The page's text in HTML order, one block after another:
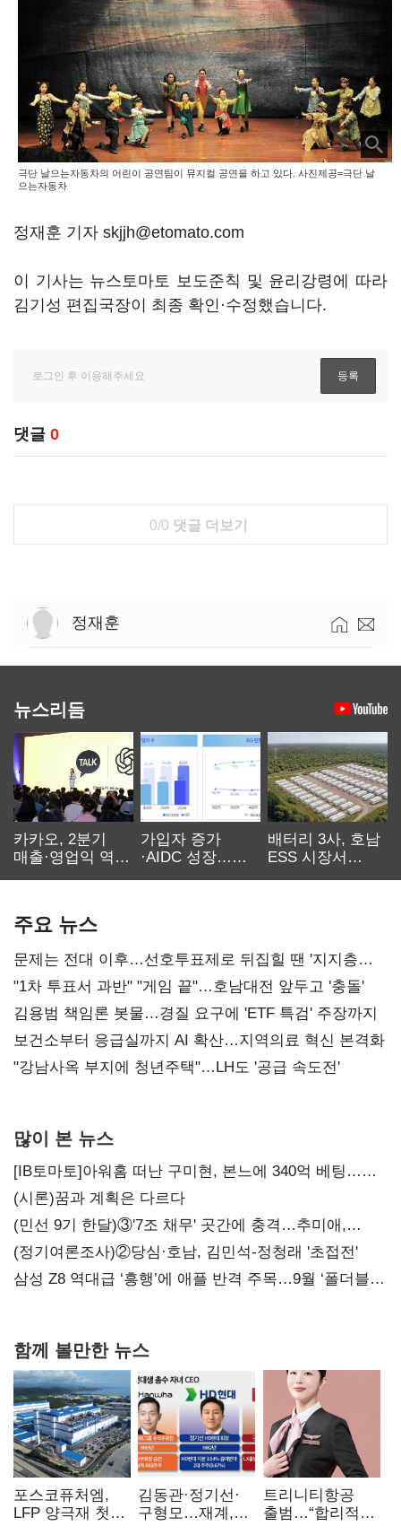
극단 날으는자동차의 어린이 공연팀이 뮤지컬 공연을 하고 있다. 사진제공=극단 날
으는자동차
정재훈 기자 skjjh@etomato.com
이 기사는 뉴스토마토 보도준칙 및 윤리강령에 따라
김기성 편집국장이 최종 확인·수정했습니다.
댓글 0
0/0 댓글 더보기
정재훈
뉴스리듬
카카오, 2분기
매출·영업익 역대
가입자 증가
·AIDC 성장…
배터리 3사, 호남
ESS 시장서
주요 뉴스
문제는 전대 이후…선호투표제로 뒤집힐 땐 '지지층
불복'
"1차 투표서 과반" "게임 끝"…호남대전 앞두고 '충돌'
김용범 책임론 봇물…경질 요구에 'ETF 특검' 주장까지
보건소부터 응급실까지 AI 확산…지역의료 혁신 본격화
"강남사옥 부지에 청년주택"…LH도 '공급 속도전'
많이 본 뉴스
[IB토마토]아워홈 떠난 구미현, 본느에 340억 베팅…
가족 지배체제 구축
(시론)꿈과 계획은 다르다
(민선 9기 한달)③'7조 채무' 곳간에 충격…추미애,
20년만에 '비상재정' 선언 승부수
(정기여론조사)②당심·호남, 김민석-정청래 '초접전'
삼성 Z8 역대급 ‘흥행’에 애플 반격 주목…9월 ‘폴더블
함께 볼만한 뉴스
포스코퓨처엠,
LFP 양극재 첫
김동관·정기선·
구형모…재계,
트리니티항공
출범…“합리적